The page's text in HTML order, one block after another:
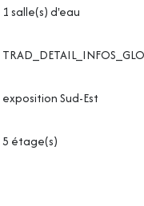
et four
dans la cuisine
1 salle(s) d'eau
exposition Sud-Est
5 étage(s)